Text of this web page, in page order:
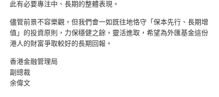
此有必要專注中、長期的整體表現。
儘管前景不容樂觀，但我們會一如既往地恪守「保本先行、長期增
值」的投資原則，力保穩健之餘，靈活進取，希望為外匯基金這份
港人的財富爭取較好的長期回報。
香港金融管理局
副總裁
余偉文